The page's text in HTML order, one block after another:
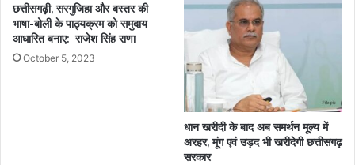
छत्तीसगढ़ी, सरगुजिहा और बस्तर की
भाषा-बोली के पाठ्यक्रम को समुदाय
आधारित बनाए: राजेश सिंह राणा
October 5, 2023
धान खरीदी के बाद अब समर्थन मूल्य में
अरहर, मूंग एवं उड़द भी खरीदेगी छत्तीसगढ़
सरकार